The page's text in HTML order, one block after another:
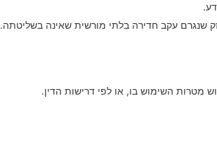
שנגרם עקב חדירה בלתי מורשית שאינה בשליטתה.
השימוש בו, או לפי דרישות הדין.